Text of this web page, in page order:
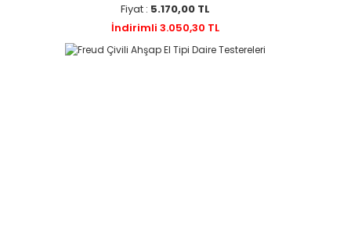
Fiyat : 5.170,00 TL
İndirimli 3.050,30 TL